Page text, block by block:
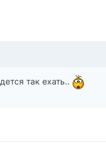
так ехать..